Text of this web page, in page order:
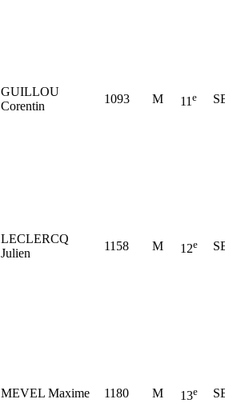
GUILLOU
Corentin
1093 M 11 e
LECLERCQ
Julien
1158 M 12e
MEVEL Maxime 1180 M 13e